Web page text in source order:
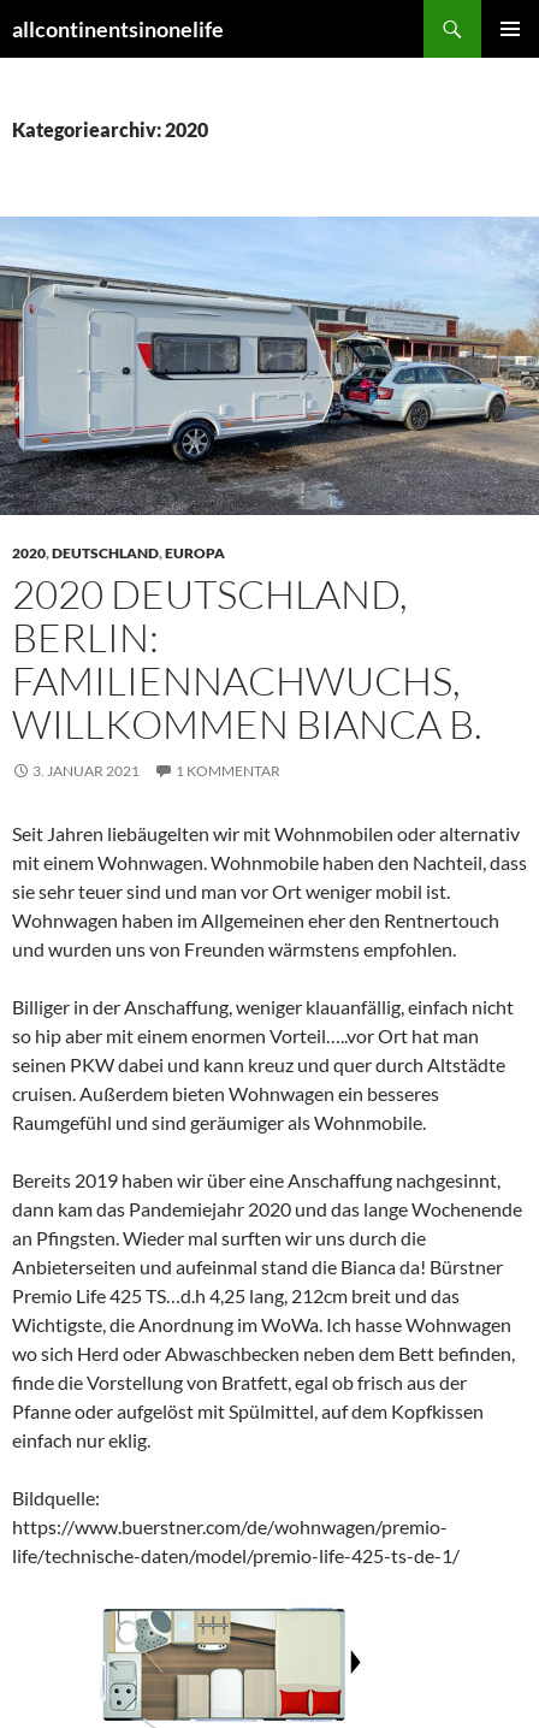
Inhalt
allcontinentsinonelife
Kategoriearchiv: 2020
2020,DEUTSCHLAND,EUROPA
2020 DEUTSCHLAND,
BERLIN:
FAMILIENNACHWUCHS,
WILLKOMMEN BIANCA B.
3. JANUAR 2021 1 KOMMENTAR
Seit Jahren liebäugelten wir mit Wohnmobilen oder alternativ
mit einem Wohnwagen. Wohnmobile haben den Nachteil, dass
sie sehr teuer sind und man vor Ort weniger mobil ist.
Wohnwagen haben im Allgemeinen eher den Rentnertouch
und wurden uns von Freunden wärmstens empfohlen.
Billiger in der Anschaffung, weniger klauanfällig, einfach nicht
so hip aber mit einem enormen Vorteil…..vor Ort hat man
seinen PKW dabei und kann kreuz und quer durch Altstädte
cruisen. Außerdem bieten Wohnwagen ein besseres
Raumgefühl und sind geräumiger als Wohnmobile.
Bereits 2019 haben wir über eine Anschaffung nachgesinnt,
dann kam das Pandemiejahr 2020 und das lange Wochenende
an Pfingsten. Wieder mal surften wir uns durch die
Anbieterseiten und aufeinmal stand die Bianca da! Bürstner
Premio Life 425 TS…d.h 4,25 lang, 212cm breit und das
Wichtigste, die Anordnung im WoWa. Ich hasse Wohnwagen
wo sich Herd oder Abwaschbecken neben dem Bett befinden,
finde die Vorstellung von Bratfett, egal ob frisch aus der
Pfanne oder aufgelöst mit Spülmittel, auf dem Kopfkissen
einfach nur eklig.
Bildquelle:
https://www.buerstner.com/de/wohnwagen/premio-
life/technische-daten/model/premio-life-425-ts-de-1/